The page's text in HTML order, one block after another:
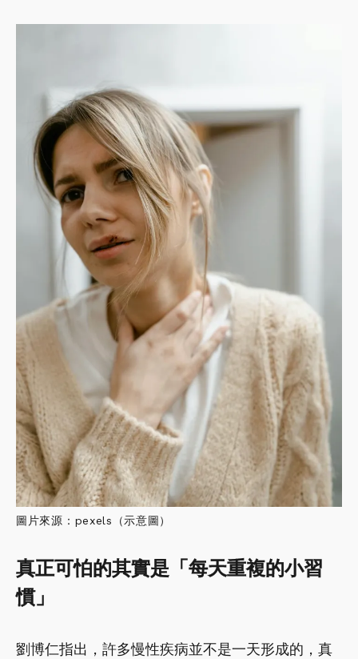
圖片來源：pexels（示意圖）
真正可怕的其實是「每天重複的小習
慣」
劉博仁指出，許多慢性疾病並不是一天形成的，真